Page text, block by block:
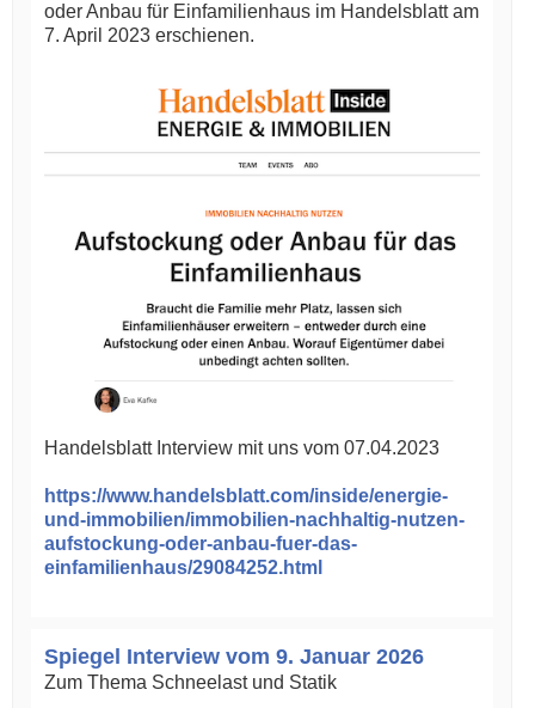
oder Anbau für Einfamilienhaus im Handelsblatt am
7. April 2023 erschienen.
Handelsblatt Interview mit uns vom 07.04.2023
https://www.handelsblatt.com/inside/energie-
und-immobilien/immobilien-nachhaltig-nutzen-
aufstockung-oder-anbau-fuer-das-
einfamilienhaus/29084252.html
Spiegel Interview vom 9. Januar 2026
Zum Thema Schneelast und Statik